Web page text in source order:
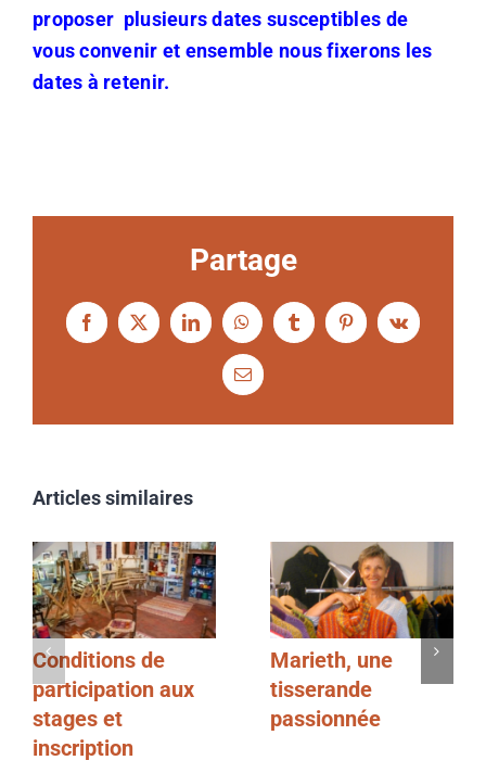
proposer plusieurs dates susceptibles de
vous convenir et ensemble nous fixerons les
dates à retenir.
Partage
Facebook
X LinkedInWhatsAppTumblrPinterestVk
Email
Articles similaires
Conditions de
participation aux
stages et
inscription
Marieth, une
tisserande
passionnée